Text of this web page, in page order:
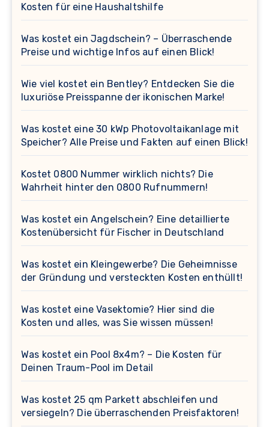
Kosten für eine Haushaltshilfe
Was kostet ein Jagdschein? – Überraschende
Preise und wichtige Infos auf einen Blick!
Wie viel kostet ein Bentley? Entdecken Sie die
luxuriöse Preisspanne der ikonischen Marke!
Was kostet eine 30 kWp Photovoltaikanlage mit
Speicher? Alle Preise und Fakten auf einen Blick!
Kostet 0800 Nummer wirklich nichts? Die
Wahrheit hinter den 0800 Rufnummern!
Was kostet ein Angelschein? Eine detaillierte
Kostenübersicht für Fischer in Deutschland
Was kostet ein Kleingewerbe? Die Geheimnisse
der Gründung und versteckten Kosten enthüllt!
Was kostet eine Vasektomie? Hier sind die
Kosten und alles, was Sie wissen müssen!
Was kostet ein Pool 8x4m? – Die Kosten für
Deinen Traum-Pool im Detail
Was kostet 25 qm Parkett abschleifen und
versiegeln? Die überraschenden Preisfaktoren!